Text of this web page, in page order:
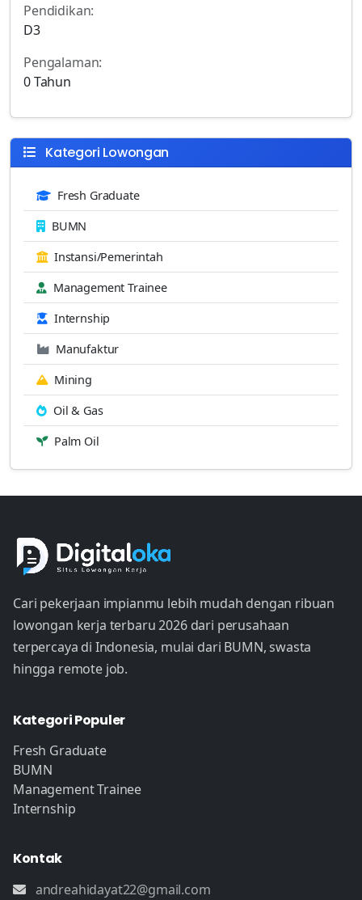
Pendidikan:
D3
Pengalaman:
0 Tahun
Kategori Lowongan
Fresh Graduate
BUMN
Instansi/Pemerintah
Management Trainee
Internship
Manufaktur
Mining
Oil & Gas
Palm Oil
Cari pekerjaan impianmu lebih mudah dengan ribuan
lowongan kerja terbaru 2026 dari perusahaan
terpercaya di Indonesia, mulai dari BUMN, swasta
hingga remote job.
Kategori Populer
Fresh Graduate
BUMN
Management Trainee
Internship
Kontak
andreahidayat22@gmail.com